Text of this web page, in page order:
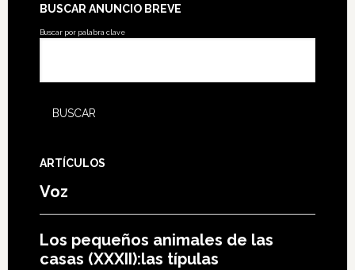
BUSCAR ANUNCIO BREVE
Buscar por palabra clave
ARTÍCULOS
Voz
Los pequeños animales de las
casas (XXXII):las típulas